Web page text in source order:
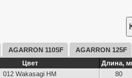
AGARRON 110SF
AGARRON 125F
Цвет
Длина,
012 Wakasagi HM
80